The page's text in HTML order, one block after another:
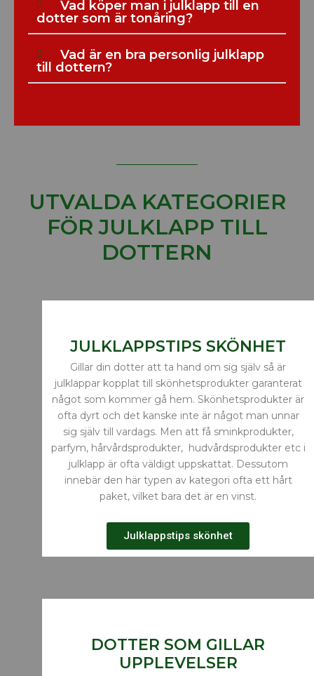
Vad köper man i julklapp till en
dotter som är tonåring?
Vad är en bra personlig julklapp
till dottern?
UTVALDA KATEGORIER
FÖR JULKLAPP TILL
DOTTERN
JULKLAPPSTIPS SKÖNHET
Gillar din dotter att ta hand om sig själv så är
julklappar kopplat till skönhetsprodukter garanterat
något som kommer gå hem. Skönhetsprodukter är
ofta dyrt och det kanske inte är något man unnar
sig själv till vardags. Men att få sminkprodukter,
parfym, hårvårdsprodukter, hudvårdsprodukter etc i
julklapp är ofta väldigt uppskattat. Dessutom
innebär den här typen av kategori ofta ett hårt
paket, vilket bara det är en vinst.
Julklappstips skönhet
DOTTER SOM GILLAR
UPPLEVELSER